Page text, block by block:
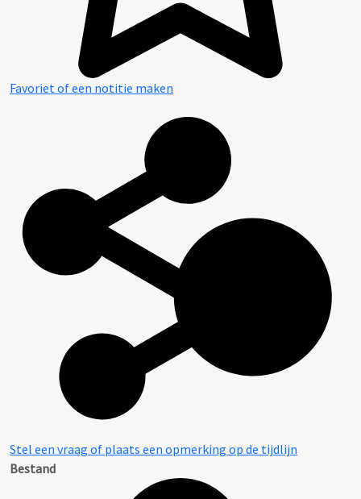
Favoriet of een notitie maken
Stel een vraag of plaats een opmerking op de tijdlijn
Bestand